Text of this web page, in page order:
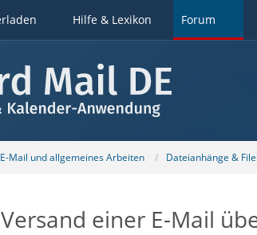
Hilfe & Lexikon Forum
Mail und allgemeines Arbeiten Dateianhänge &
einer E-Mail